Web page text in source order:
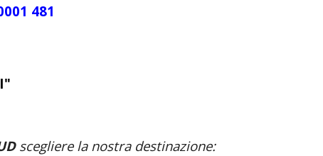
481
scegliere la nostradestinazione: